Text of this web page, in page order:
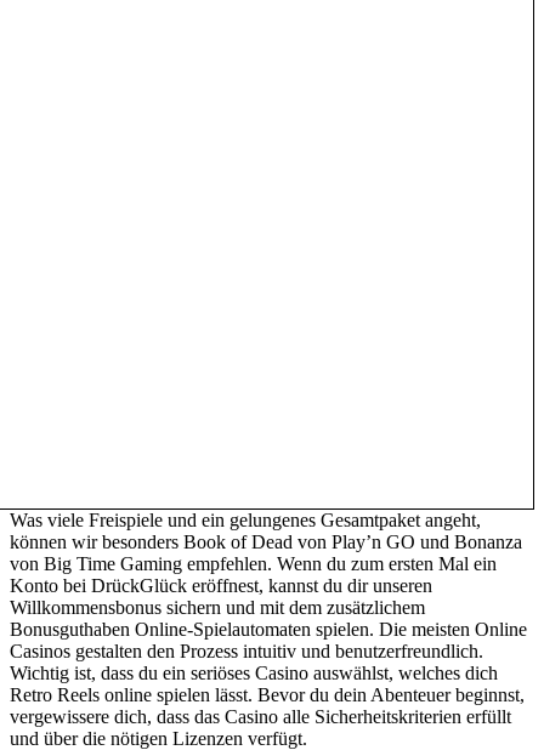
Was viele Freispiele und ein gelungenes Gesamtpaket angeht,
können wir besonders Book of Dead von Play’n GO und Bonanza
von Big Time Gaming empfehlen. Wenn du zum ersten Mal ein
Konto bei DrückGlück eröffnest, kannst du dir unseren
Willkommensbonus sichern und mit dem zusätzlichem
Bonusguthaben Online-Spielautomaten spielen. Die meisten Online
Casinos gestalten den Prozess intuitiv und benutzerfreundlich.
Wichtig ist, dass du ein seriöses Casino auswählst, welches dich
Retro Reels online spielen lässt. Bevor du dein Abenteuer beginnst,
vergewissere dich, dass das Casino alle Sicherheitskriterien erfüllt
und über die nötigen Lizenzen verfügt.